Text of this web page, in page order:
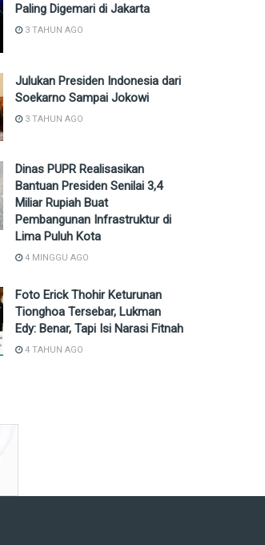
Paling Digemari di Jakarta
3 TAHUN AGO
Julukan Presiden Indonesia dari
Soekarno Sampai Jokowi
3 TAHUN AGO
Dinas PUPR Realisasikan
Bantuan Presiden Senilai 3,4
Miliar Rupiah Buat
Pembangunan Infrastruktur di
Lima Puluh Kota
4 MINGGU AGO
Foto Erick Thohir Keturunan
Tionghoa Tersebar, Lukman
Edy: Benar, Tapi Isi Narasi Fitnah
4 TAHUN AGO